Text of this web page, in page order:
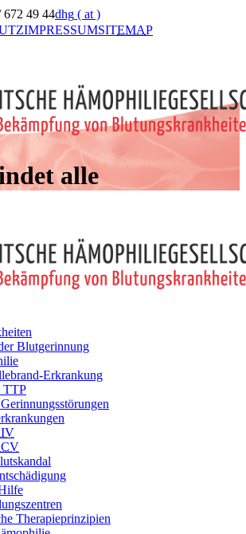
672 49 44dhg ( at )
IMPRESSUMSITEMAP
alle
Blutgerinnung
Erkrankung
TTP
Therapieprinzipien